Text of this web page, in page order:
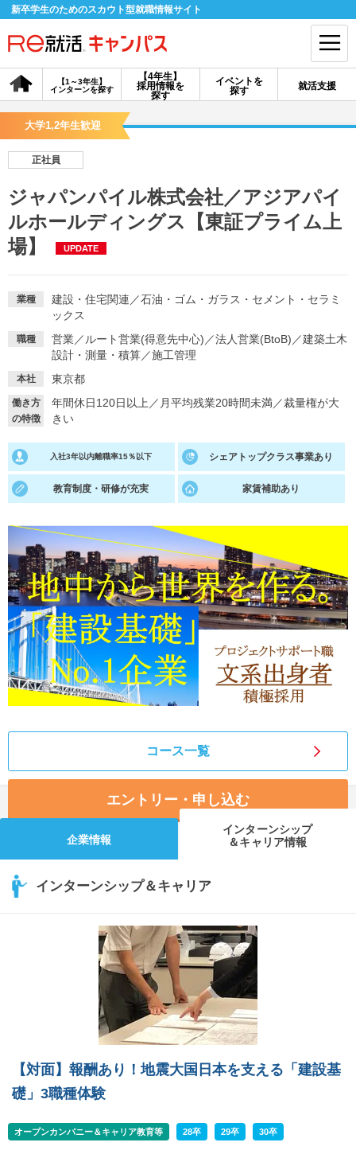
新卒学生のためのスカウト型就職情報サイト
【4年生】
採用情報を
探す
【1～3年生】
インターンを探す
イベントを
探す
就活支援
会員登録 ログイン
探す
【4年生】
採用情報を探す
【4年生】
【1～3年生】
イベントを探す スカウト
就活ノウハウ・サポート
就活支援
就活ノウハウが満載！ お役立ち記事・相談室など
適職診断 就活チャンネル
就活ニュースペーパー
就活時事ニュースを更新
よくある質問
不明点があればこちら
大学1,2年生歓迎
正社員
ジャパンパイル株式会社／アジアパイ
ルホールディングス【東証プライム上
場】
UPDATE
業種 建設・住宅関連 ／石油・ゴム・ガラス・セメント・セラミ
ックス
職種 営業／ ルート営業(得意先中心) ／法人営業(BtoB) ／建築土木
設計・測量・積算／施工管理
本社 東京都
働き方
の特徴
年間休日120日以上 ／ 月平均残業20時間未満／裁量権が大
きい
入社3年以内離職率15％以下 シェアトップクラス事業あり
教育制度・研修が充実 家賃補助あり
コース一覧
エントリー・申し込む
企業情報
インターンシップ
＆キャリア情報
インターンシップ＆キャリア
【対面】報酬あり！地震大国日本を支える「建設基
礎」3職種体験
オープンカンパニー＆キャリア教育等 28卒 29卒 30卒